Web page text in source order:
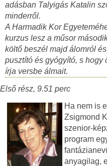
adásban Talyigás Katalin
minderről.
A Harmadik Kor
kurzus lesz a műsor
költő beszél majd álomról
pusztító és gyógyító, s hogy
írja versbe álmait.
Első rész, 9.51 perc
Ha nem is
Zsigmond
szenior-
program
anyagilag,